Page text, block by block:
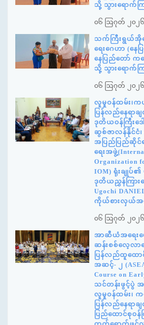
သို့ သွားရောက်က
၀၆ ဩဂုတ် ၂၀၂၆
သက်ကြီးရွယ်အိုန
ရေးဂေဟာ (နေ
နေပြည်တော် က
သို့ သွားရောက်က
၀၆ ဩဂုတ် ၂၀၂၆
လူမှုဝန်ထမ်း၊
ပြန်လည်နေရာချ
ဒုတိယဝန်ကြီးဒ
ဆွစ်ဇာလန်နိုင်ငံ၊
အပြည်ပြည်ဆိုင်ရ
ရေးအဖွဲ့
Organization
IOM) ရုံးချုပ်၏
ဒုတိယညွှန်ကြားရ
Ugochi
ကိုယ်စားလှယ်အ
၀၆ ဩဂုတ် ၂၀၂၆
အာဆီယံအရေးပေ
ဆန်းစစ်လေ့လာ
ပြန်လည်ထူထော
အဆင့်- ၂
Course on
သင်တန်းဖွင့်ပွဲ အ
လူမှုဝန်ထမ်း၊
ပြန်လည်နေရာချ
ပြည်ထောင်စုဝန်